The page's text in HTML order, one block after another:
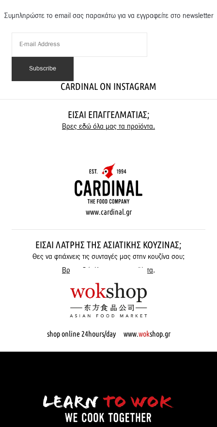
Συμπληρώστε το email σας παρακάτω για να εγγραφείτε στο newsletter
CARDINAL ON INSTAGRAM
ΕΊΣΑΙ ΕΠΑΓΓΕΛΜΑΤΊΑΣ;
Βρες εδώ όλα μας τα προϊόντα.
www.cardinal.gr
ΕΊΣΑΙ ΛΆΤΡΗΣ ΤΗΣ ΑΣΙΑΤΙΚΉΣ ΚΟΥΖΊΝΑΣ;
Θες να φτιάχνεις τις συνταγές μας στην κουζίνα σου;
Βρες εδώ όλα μας τα προϊόντα.
shop online 24hours/day www. wokshop.gr